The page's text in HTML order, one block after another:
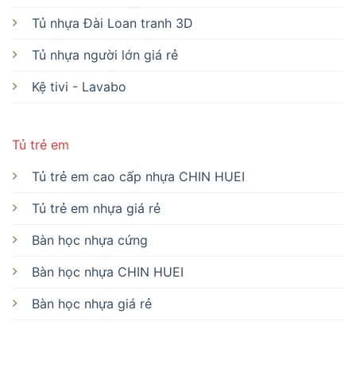
Tủ nhựa Đài Loan tranh 3D
Tủ nhựa người lớn giá rẻ
Kệ tivi - Lavabo
Tủ trẻ em
Tủ trẻ em cao cấp nhựa CHIN HUEI
Tủ trẻ em nhựa giá rẻ
Bàn học nhựa cứng
Bàn học nhựa CHIN HUEI
Bàn học nhựa giá rẻ